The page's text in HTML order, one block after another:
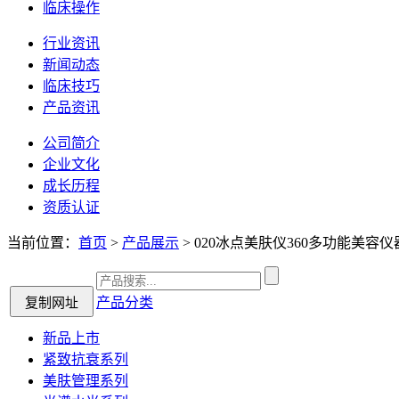
临床操作
行业资讯
新闻动态
临床技巧
产品资讯
公司简介
企业文化
成长历程
资质认证
当前位置： 首页 > 产品展示 > 020冰点美肤仪360多功能美容仪
产品分类
新品上市
紧致抗衰系列
美肤管理系列